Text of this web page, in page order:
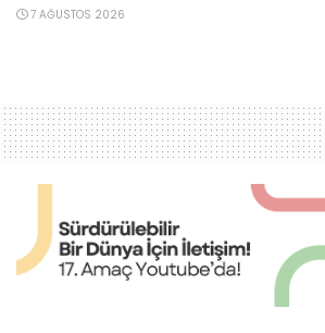
7 AĞUSTOS 2026